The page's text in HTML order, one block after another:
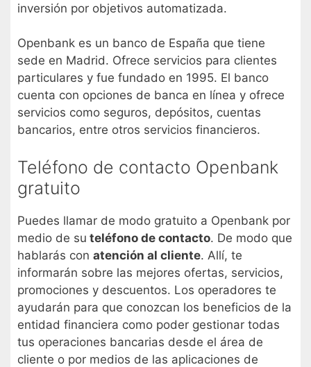
inversión por objetivos automatizada.
Openbank es un banco de España que tiene
sede en Madrid. Ofrece servicios para clientes
particulares y fue fundado en 1995. El banco
cuenta con opciones de banca en línea y ofrece
servicios como seguros, depósitos, cuentas
bancarios, entre otros servicios financieros.
Teléfono de contacto Openbank
gratuito
Puedes llamar de modo gratuito a Openbank por
medio de su teléfono de contacto. De modo que
hablarás con atención al cliente. Allí, te
informarán sobre las mejores ofertas, servicios,
promociones y descuentos. Los operadores te
ayudarán para que conozcan los beneficios de la
entidad financiera como poder gestionar todas
tus operaciones bancarias desde el área de
cliente o por medios de las aplicaciones de